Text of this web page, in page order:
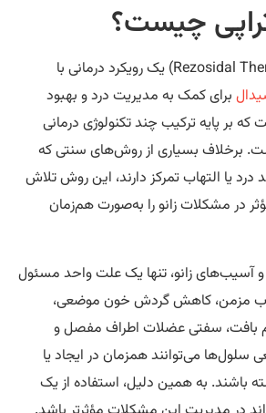
چیست؟
(Rezosidal Therapy) یک رویکرد درمانی با
برای کمک به مدیریت درد و بهبود
پایه ترکیب چند تکنولوژی درمانی
بسیاری از روش‌های سنتی که
التهاب تمرکز دارند، این روش تلاش
زانو را به‌صورت هم‌زمان
زانو، تنها یک علت واحد مسئول
کاهش گردش خون موضعی،
سفتی عضلات اطراف مفصل و
می‌توانند همزمان در ایجاد یا
به همین دلیل، استفاده از یک